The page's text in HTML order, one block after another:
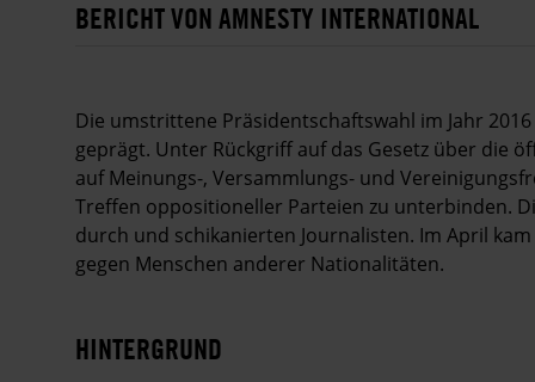
BERICHT VON AMNESTY INTERNATIONAL
Die umstrittene Präsidentschaftswahl im Jahr
geprägt. Unter Rückgriff auf das Gesetz über die
auf Meinungs-, Versammlungs- und
Treffen oppositioneller Parteien zu unterbinden.
durch und schikanierten Journalisten. Im April
gegen Menschen anderer Nationalitäten.
HINTERGRUND